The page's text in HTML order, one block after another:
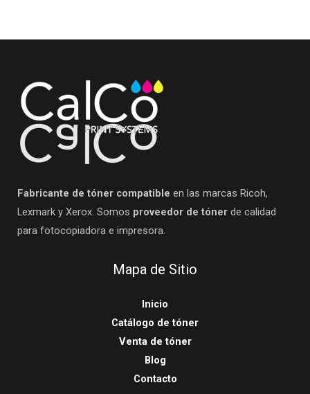
Fabricante de tóner compatible en las marcas Ricoh,
Lexmark y Xerox. Somos proveedor de tóner de calidad
para fotocopiadora e impresora.
Mapa de Sitio
Inicio
Catálogo de tóner
Venta de tóner
Blog
Contacto